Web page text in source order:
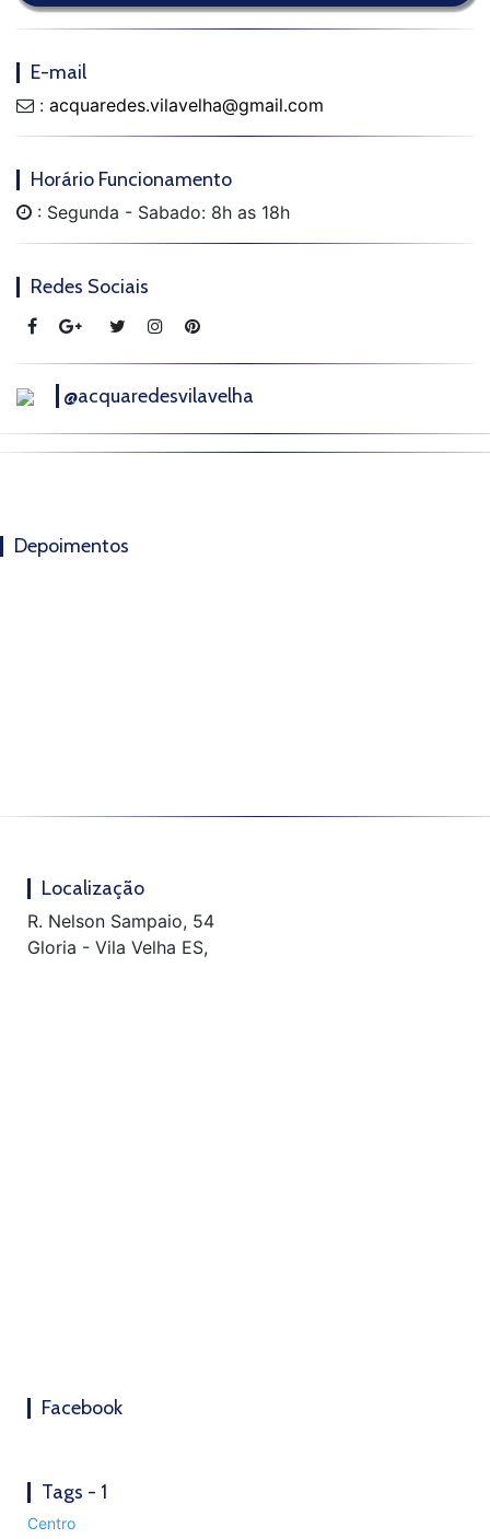
E-mail
: acquaredes.vilavelha@gmail.com
Horário Funcionamento
: Segunda - Sabado: 8h as 18h
Redes Sociais
@acquaredesvilavelha
Depoimentos
Localização
R. Nelson Sampaio, 54
Gloria - Vila Velha ES,
Facebook
Tags - 1
Centro